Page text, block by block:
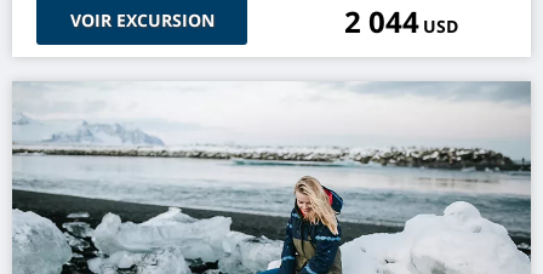
VOIR EXCURSION 2 044 USD